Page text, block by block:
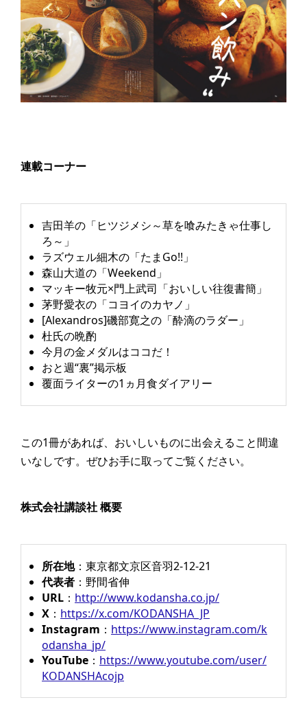
連載コーナー
吉田羊の「ヒツジメシ～草を喰みたきゃ仕事し
ろ～」​
ラズウェル細木の「たまGo!!」​
森山大道の「Weekend」​
マッキー牧元×門上武司「おいしい往復書簡」​
茅野愛衣の「コヨイのカヤノ」​
[Alexandros]磯部寛之の「酔滴のラダー」​
杜氏の晩酌​
今月の金メダルはココだ！​
おと週“裏”掲示板​
覆面ライターの1ヵ月食ダイアリー​
この1冊があれば、おいしいものに出会えること間違
いなしです。​ぜひお手に取ってご覧ください。
株式会社講談社 概要
所在地：​東京都文京区音羽2-12-21​
代表者 ：​野間省伸​
URL ：​ http://www.kodansha.co.jp/
X ： https://x.com/KODANSHA_JP
Instagram ： https://www.instagram.com/k
odansha_jp/
YouTube ： https://www.youtube.com/user/
KODANSHAcojp